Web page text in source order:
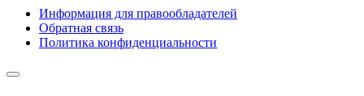
Информация для правообладателей
Обратная связь
Политика конфиденциальности